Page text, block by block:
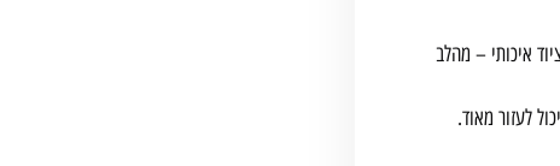
איכותי – מהלב
לעזור מאוד.